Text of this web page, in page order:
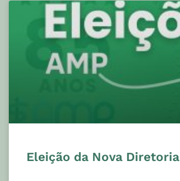
Eleição da Nova Diretoria